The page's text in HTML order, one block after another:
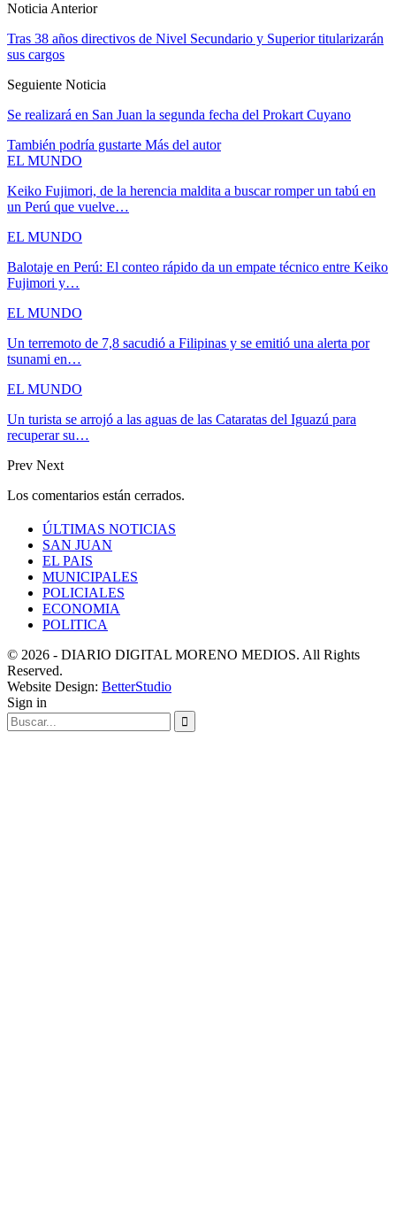
Noticia Anterior
Tras 38 años directivos de Nivel Secundario y Superior titularizarán
sus cargos
Seguiente Noticia
Se realizará en San Juan la segunda fecha del Prokart Cuyano
También podría gustarte Más del autor
EL MUNDO
Keiko Fujimori, de la herencia maldita a buscar romper un tabú en
un Perú que vuelve…
EL MUNDO
Balotaje en Perú: El conteo rápido da un empate técnico entre Keiko
Fujimori y…
EL MUNDO
Un terremoto de 7,8 sacudió a Filipinas y se emitió una alerta por
tsunami en…
EL MUNDO
Un turista se arrojó a las aguas de las Cataratas del Iguazú para
recuperar su…
Prev Next
Los comentarios están cerrados.
ÚLTIMAS NOTICIAS
SAN JUAN
EL PAIS
MUNICIPALES
POLICIALES
ECONOMIA
POLITICA
© 2026 - DIARIO DIGITAL MORENO MEDIOS. All Rights
Reserved.
Website Design: BetterStudio
Sign in